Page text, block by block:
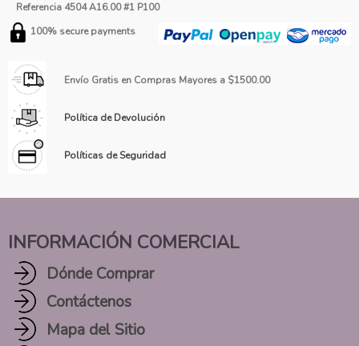
Referencia 4504 A16.00 #1 P100
100% secure payments
Envío Gratis en Compras Mayores a $1500.00
Política de Devolución
Políticas de Seguridad
INFORMACIÓN COMERCIAL
Dónde Comprar
Contáctenos
Mapa del Sitio